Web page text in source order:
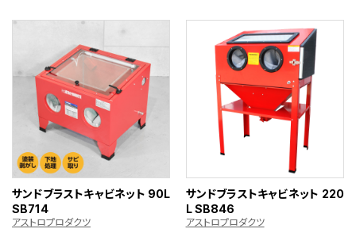
サンドブラストキャビネット 90L
SB714
アストロプロダクツ
サンドブラストキャビネット 220
L SB846
アストロプロダクツ